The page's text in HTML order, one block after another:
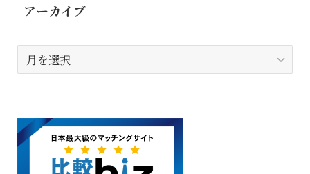
アーカイブ
ー
ブ